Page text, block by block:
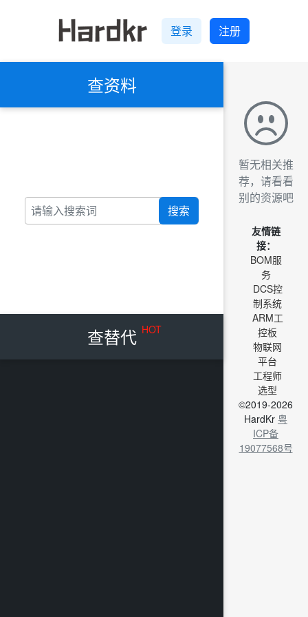
登录 注册
查资料
搜索
查替代 HOT
暂无相关推
荐，请看看
别的资源吧
友情链
接：
BOM服
务
DCS控
制系统
ARM工
控板
物联网
平台
工程师
选型
©2019-2026
HardKr 粤
ICP备
19077568号